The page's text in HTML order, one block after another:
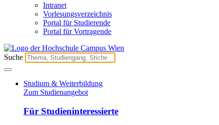
Intranet
Vorlesungsverzeichnis
Portal für Studierende
Portal für Vortragende
Suche
Studium & Weiterbildung
Zum Studienangebot
Für Studieninteressierte